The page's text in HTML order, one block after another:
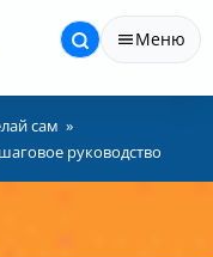
Меню
сам
руководство